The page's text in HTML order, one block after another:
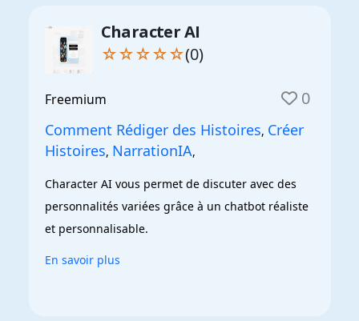
Character AI
☆☆☆☆☆(0)
Freemium 0
Comment Rédiger des Histoires, Créer
Histoires, NarrationIA,
Character AI vous permet de discuter avec des
personnalités variées grâce à un chatbot réaliste
et personnalisable.
En savoir plus